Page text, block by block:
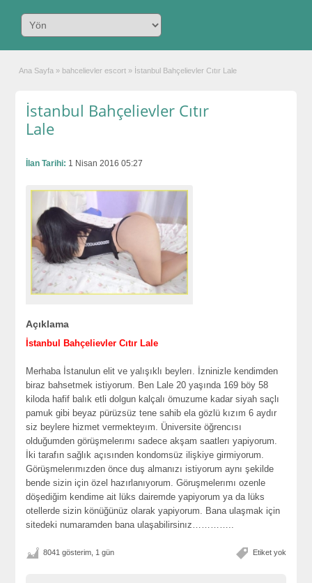
Ana Sayfa » bahcelievler escort » İstanbul Bahçelievler Cıtır Lale
İstanbul Bahçelievler Cıtır
Lale
İlan Tarihi: 1 Nisan 2016 05:27
Açıklama
İstanbul Bahçelievler Cıtır Lale
Merhaba İstanulun elit ve yalışıklı beylerı. İzninizle kendimden
biraz bahsetmek istiyorum. Ben Lale 20 yaşında 169 böy 58
kiloda hafif balık etli dolgun kalçalı ömuzume kadar siyah saçlı
pamuk gibi beyaz pürüzsüz tene sahib ela gözlü kızım 6 aydır
siz beylere hizmet vermekteyım. Üniversite öğrencısı
olduğumden görüşmelerımı sadece akşam saatlerı yapiyorum.
İki tarafın sağlık açısınden kondomsüz ilişkiye girmiyorum.
Görüşmelerımızden önce duş almanızı istiyorum aynı şekilde
bende sizin için özel hazırlanıyorum. Göruşmelerımı ozenle
döşediğim kendime ait lüks dairemde yapiyorum ya da lüks
otellerde sizin könüğünüz olarak yapiyorum. Bana ulaşmak için
sitedeki numaramden bana ulaşabilirsinız…………..
Etiket yok
8041 gösterim, 1 gün